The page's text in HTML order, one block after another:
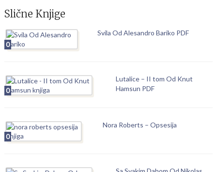
Slične Knjige
0
Svila Od Alesandro Bariko PDF
0
Lutalice – II tom Od Knut
Hamsun PDF
0
Nora Roberts – Opsesija